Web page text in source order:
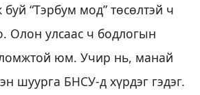
“Тэрбум мод” төсөлтэй ч
Олон улсаас ч бодлогын
юм. Учир нь, манай
шуурга БНСУ-д хүрдэг гэдэг.